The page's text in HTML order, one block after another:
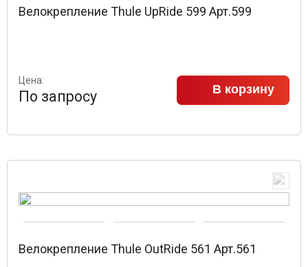
Велокрепление Thule UpRide 599 Арт.599
Цена:
По запросу В корзину
Велокрепление Thule OutRide 561 Арт.561